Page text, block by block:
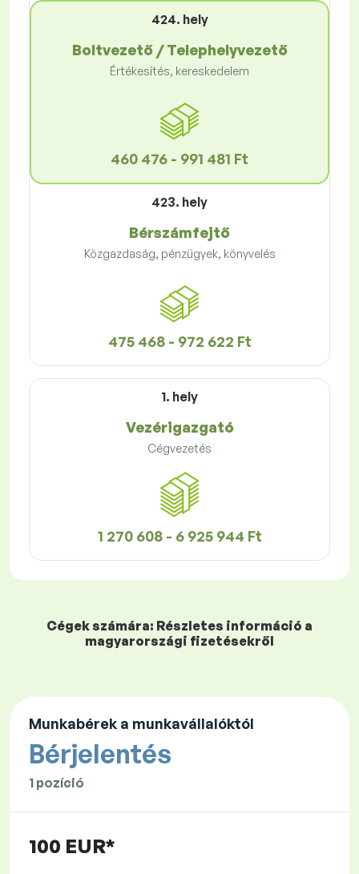
424. hely
Boltvezető / Telephelyvezető
Értékesítés, kereskedelem
460 476 - 991 481 Ft
423. hely
Bérszámfejtő
Közgazdaság, pénzügyek, könyvelés
475 468 - 972 622 Ft
1. hely
Vezérigazgató
Cégvezetés
1 270 608 - 6 925 944 Ft
Cégek számára: Részletes információ a
magyarországi fizetésekről
Munkabérek a munkavállalóktól
Bérjelentés
1 pozíció
100 EUR*